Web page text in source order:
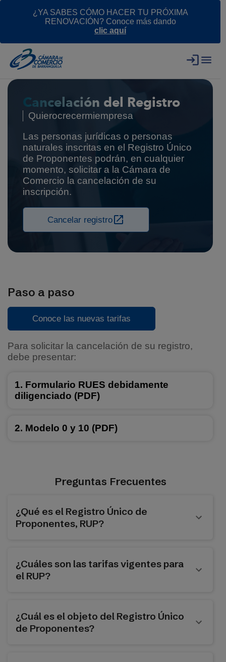
¿YA SABES CÓMO HACER TU PRÓXIMA
RENOVACIÓN? Conoce más dando
clic aquí
Cancelación del Registro
Quierocrecermiempresa
Las personas jurídicas o personas
naturales inscritas en el Registro Único
de Proponentes podrán, en cualquier
momento, solicitar a la Cámara de
Comercio la cancelación de su
inscripción.
Cancelar registro
Paso a paso
Conoce las nuevas tarifas
Para solicitar la cancelación de su registro,
debe presentar:
Formulario RUES debidamente
diligenciado (PDF)
Modelo 0 y 10 (PDF)
Preguntas Frecuentes
¿Qué es el Registro Único de
Proponentes, RUP?
¿Cuáles son las tarifas vigentes para
el RUP?
¿Cuál es el objeto del Registro Único
de Proponentes?